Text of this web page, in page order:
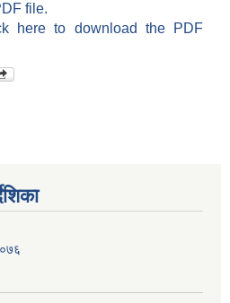
file.
here to download the PDF